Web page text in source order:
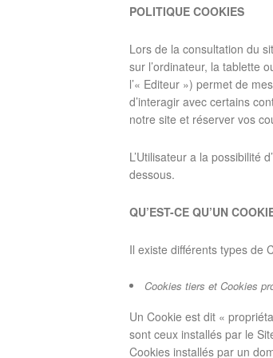
POLITIQUE COOKIES
Lors de la consultation du
sur l’ordinateur, la tablette
l’« Editeur ») permet de
d’interagir avec certains
notre site et réserver vos
L’Utilisateur a la possibilité
dessous.
QU’EST-CE QU’UN
Il existe différents types de
Cookies tiers et Cookies
Un Cookie est dit «
sont ceux installés par le
Cookies installés par un